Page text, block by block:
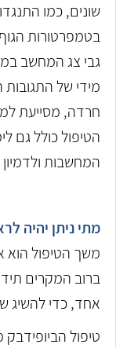
שונים, כמו
בטמפרטורות
גבי צג המחשב
מידי של
חרדה, מסייעת
הטיפול כולל גם
המחשבות
מתי ניתן יהיה
משך הטיפול הוא
ברוב המקרים
אחד, כדי להשיג
טיפול